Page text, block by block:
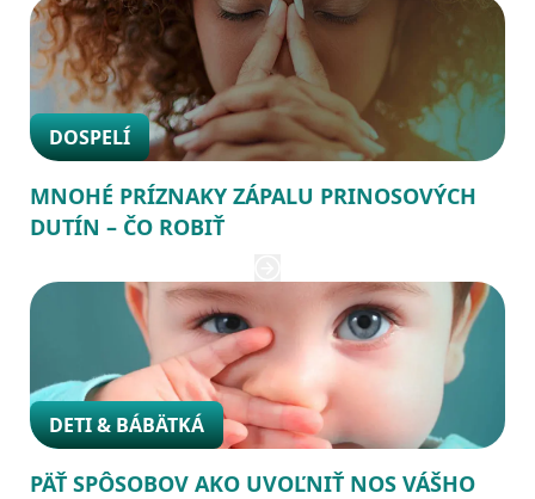
DOSPELÍ
MNOHÉ PRÍZNAKY ZÁPALU PRINOSOVÝCH
DUTÍN – ČO ROBIŤ
DETI & BÁBÄTKÁ
PÄŤ SPÔSOBOV AKO UVOĽNIŤ NOS VÁŠHO